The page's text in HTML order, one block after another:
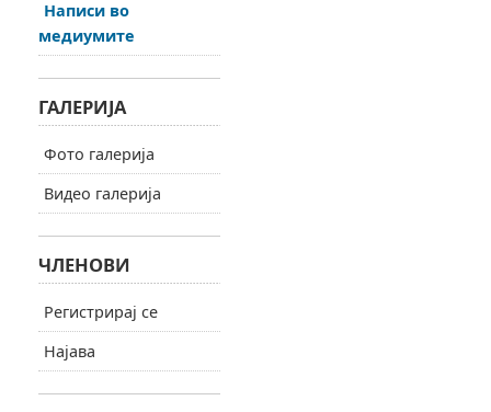
Написи во
медиумите
ГАЛЕРИЈА
Фото галерија
Видео галерија
ЧЛЕНОВИ
Регистрирај се
Најава